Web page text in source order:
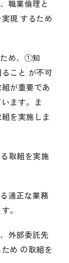
職業倫理と
現 するため
め、①知
こと が不可
が重要であ
ます。ま
を実施しま
取組を実施
適正な業務
。
外部委託先
め の取組を